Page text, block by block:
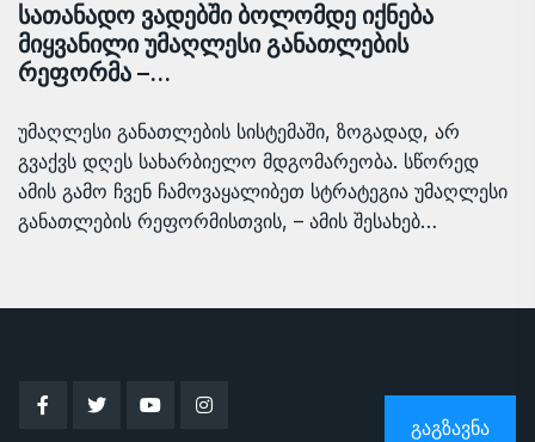
სათანადო ვადებში ბოლომდე იქნება
მიყვანილი უმაღლესი განათლების
რეფორმა –…
უმაღლესი განათლების სისტემაში, ზოგადად, არ
გვაქვს დღეს სახარბიელო მდგომარეობა. სწორედ
ამის გამო ჩვენ ჩამოვაყალიბეთ სტრატეგია უმაღლესი
განათლების რეფორმისთვის, – ამის შესახებ…
ᲒᲐᲒᲖᲐᲕᲜᲐ